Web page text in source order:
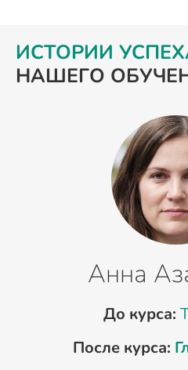
ИСТОРИИ
НАШЕГО
Анна
До курса:
После курса: